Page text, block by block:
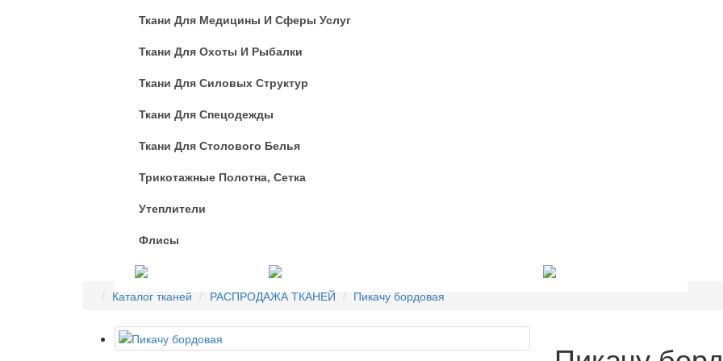
Ткани Для Медицины И Сферы Услуг
Ткани Для Охоты И Рыбалки
Ткани Для Силовых Структур
Ткани Для Спецодежды
Ткани Для Столового Белья
Трикотажные Полотна, Сетка
Утеплители
Флисы
Каталог тканей
РАСПРОДАЖА ТКАНЕЙ Пикачу бордовая